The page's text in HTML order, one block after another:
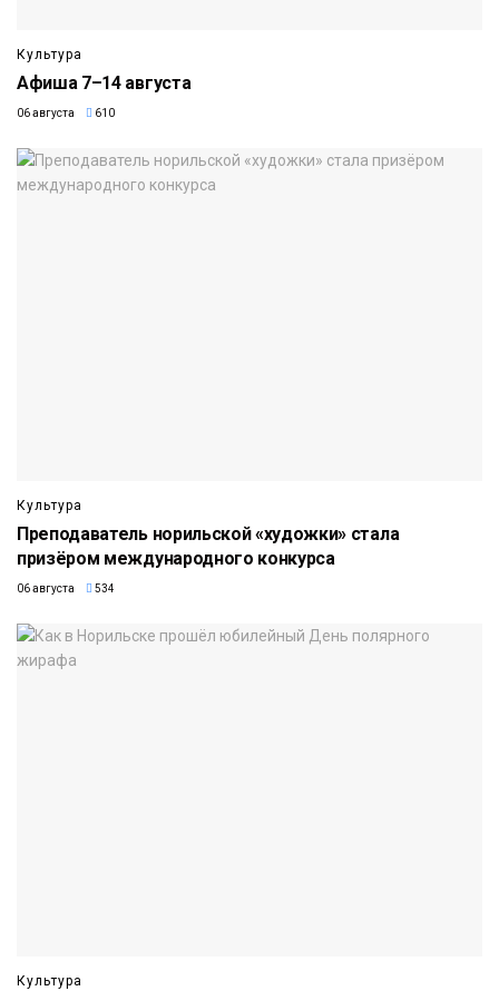
Культура
Афиша 7–14 августа
06 августа 610
Культура
Преподаватель норильской «художки» стала
призёром международного конкурса
06 августа 534
Культура